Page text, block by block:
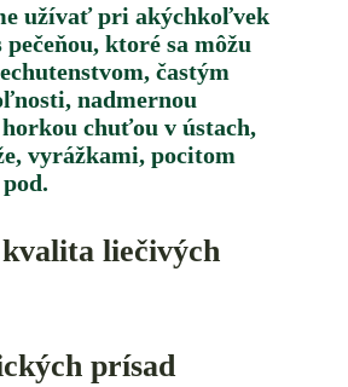
užívať pri akýchkoľvek
ktoré sa môžu
častým
nadmernou
chuťou v ústach,
vyrážkami, pocitom
liečivých
prísad